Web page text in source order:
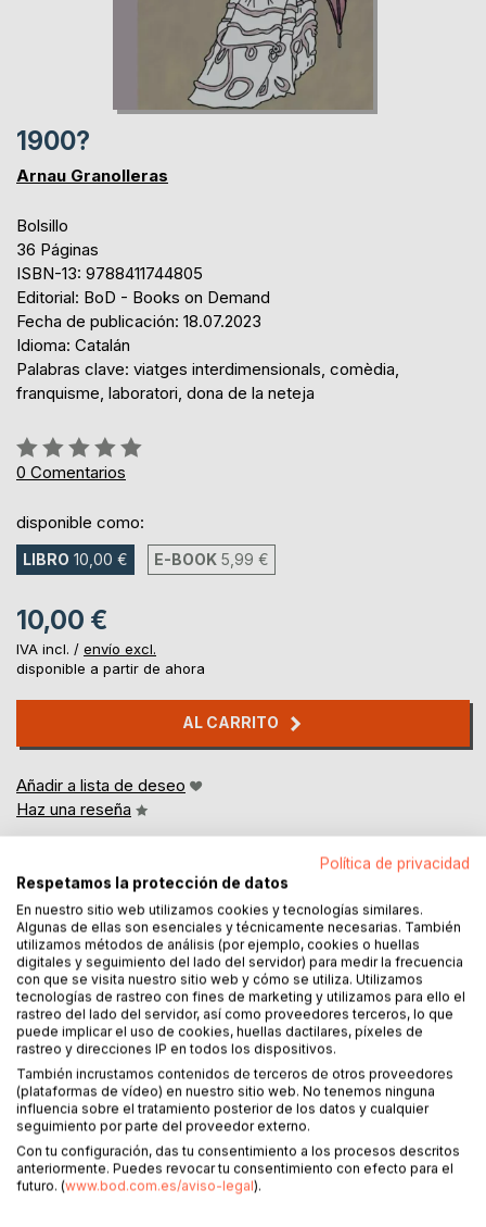
1900?
Arnau Granolleras
Bolsillo
36 Páginas
ISBN-13: 9788411744805
Editorial: BoD - Books on Demand
Fecha de publicación: 18.07.2023
Idioma: Catalán
Palabras clave: viatges interdimensionals, comèdia,
franquisme, laboratori, dona de la neteja
Rating:
0%
0 Comentarios
disponible como:
LIBRO 10,00 € E-BOOK 5,99 €
10,00 €
IVA incl. / envío excl.
disponible a partir de ahora
AL CARRITO
Añadir a lista de deseo
Haz una reseña
DESCRIPCIÓN
En un món en el qual s'estan estudiant els viatges
interdimensionals, què passaria si la dona de la neteja es
quedés atrapada en una altra dimensió?
I si quatre joves becaris l'acompanyessin en aquesta curta
però intensa aventura?
Política de privacidad
Respetamos la protección de datos
En nuestro sitio web utilizamos cookies y tecnologías similares.
Algunas de ellas son esenciales y técnicamente necesarias. También
utilizamos métodos de análisis (por ejemplo, cookies o huellas
digitales y seguimiento del lado del servidor) para medir la frecuencia
con que se visita nuestro sitio web y cómo se utiliza. Utilizamos
tecnologías de rastreo con fines de marketing y utilizamos para ello el
rastreo del lado del servidor, así como proveedores terceros, lo que
puede implicar el uso de cookies, huellas dactilares, píxeles de
rastreo y direcciones IP en todos los dispositivos.
También incrustamos contenidos de terceros de otros proveedores
(plataformas de vídeo) en nuestro sitio web. No tenemos ninguna
influencia sobre el tratamiento posterior de los datos y cualquier
seguimiento por parte del proveedor externo.
Con tu configuración, das tu consentimiento a los procesos descritos
anteriormente. Puedes revocar tu consentimiento con efecto para el
futuro. (www.bod.com.es/aviso-legal).